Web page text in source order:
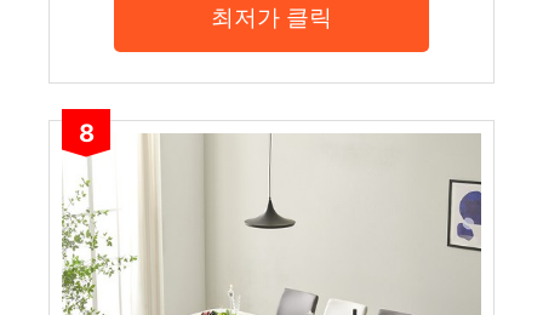
최저가 클릭
8